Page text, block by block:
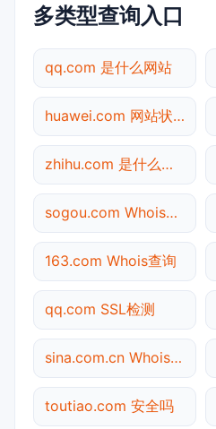
多类型查询入口
qq.com 是什么网站
huawei.com 网站状态
zhihu.com 是什么网站
sogou.com Whois查询
163.com Whois查询
qq.com SSL检测
sina.com.cn Whois查询
toutiao.com 安全吗